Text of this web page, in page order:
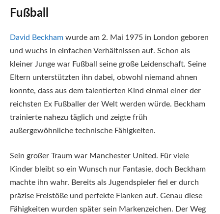
Fußball
David Beckham wurde am 2. Mai 1975 in London geboren
und wuchs in einfachen Verhältnissen auf. Schon als
kleiner Junge war Fußball seine große Leidenschaft. Seine
Eltern unterstützten ihn dabei, obwohl niemand ahnen
konnte, dass aus dem talentierten Kind einmal einer der
reichsten Ex Fußballer der Welt werden würde. Beckham
trainierte nahezu täglich und zeigte früh
außergewöhnliche technische Fähigkeiten.
Sein großer Traum war Manchester United. Für viele
Kinder bleibt so ein Wunsch nur Fantasie, doch Beckham
machte ihn wahr. Bereits als Jugendspieler fiel er durch
präzise Freistöße und perfekte Flanken auf. Genau diese
Fähigkeiten wurden später sein Markenzeichen. Der Weg